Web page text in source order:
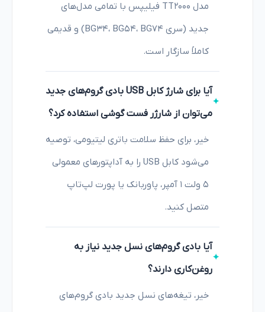
مدل TT2000 فیلیپس با تمامی مدل‌های
جدید (سری BG34، BG54، BG74) و قدیمی
کاملاً سازگار است.
آیا برای شارژ کابل USB بادی گروم‌های جدید
می‌توان از شارژر فست گوشی استفاده کرد؟
خیر، برای حفظ سلامت باتری لیتیومی، توصیه
می‌شود کابل USB را به آداپتورهای معمولی
۵ ولت ۱ آمپر، پاوربانک یا پورت لپ‌تاپ
متصل کنید.
آیا بادی گروم‌های نسل جدید نیاز به
روغن‌کاری دارند؟
خیر، تیغه‌های نسل جدید بادی گروم‌های